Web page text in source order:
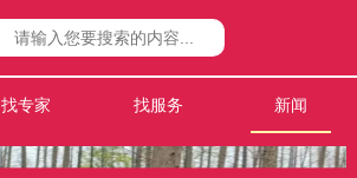
找专家 找服务 新闻